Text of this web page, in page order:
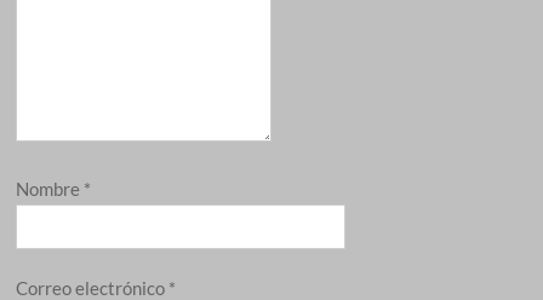
Nombre *
Correo electrónico *